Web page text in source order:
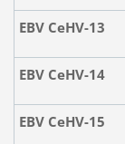
EBV CeHV-13
EBV CeHV-14
EBV CeHV-15